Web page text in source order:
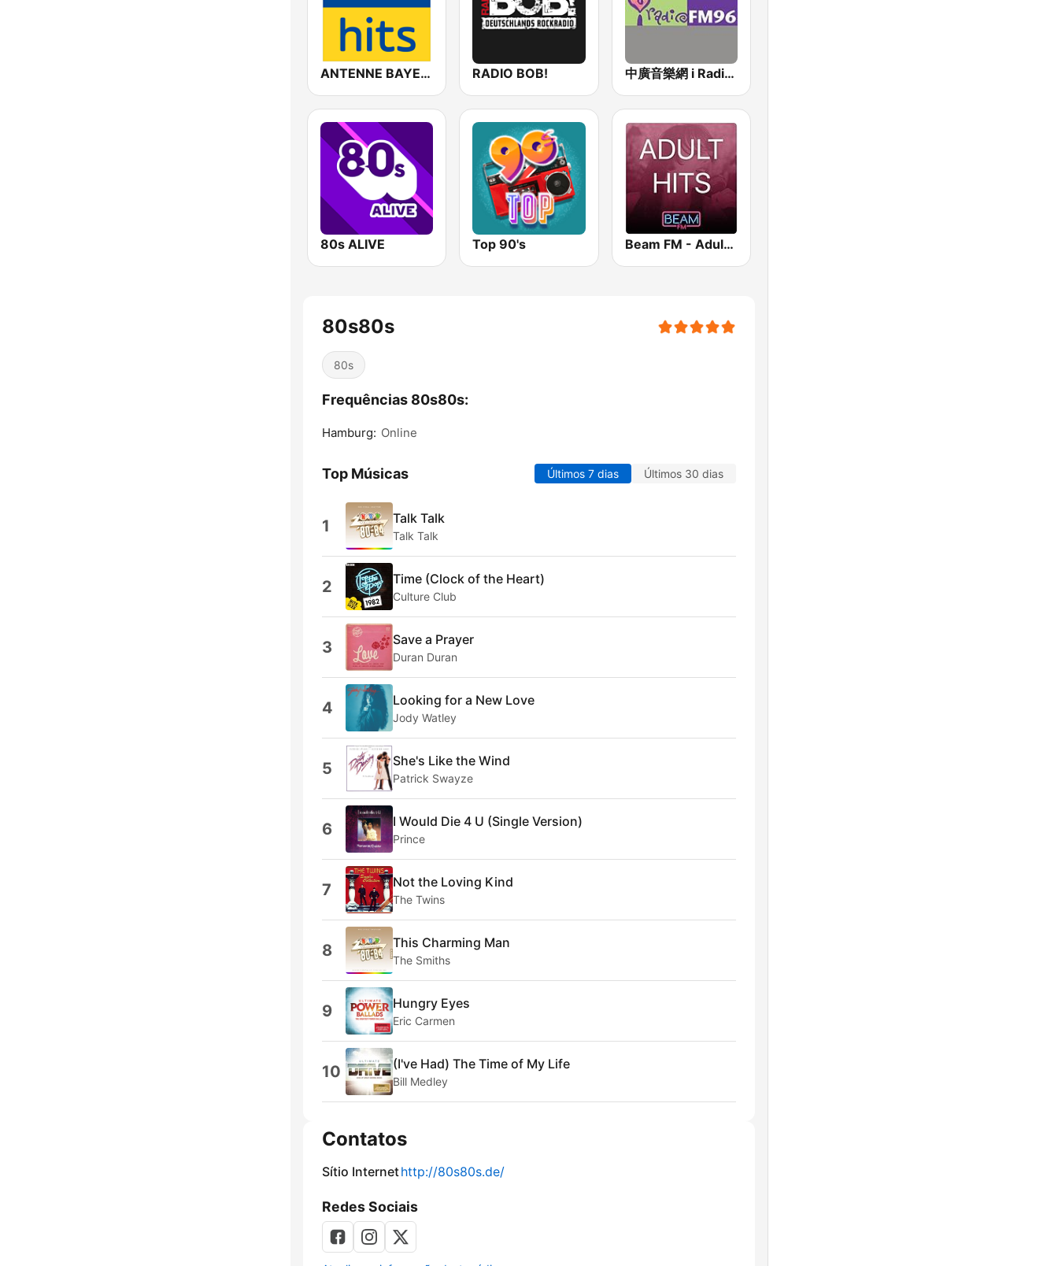
ANTENNE BAYERN 80er Hits RADIO BOB! 中廣音樂網 i Radio FM96.3
80s ALIVE Top 90's Beam FM - Adult Hits
80s80s
80s
Frequências 80s80s:
Hamburg: Online
Top Músicas Últimos 7 dias Últimos 30 dias
1 Talk Talk
Talk Talk
2 Time (Clock of the Heart)
Culture Club
3 Save a Prayer
Duran Duran
4 Looking for a New Love
Jody Watley
5 She's Like the Wind
Patrick Swayze
6 I Would Die 4 U (Single Version)
Prince
7 Not the Loving Kind
The Twins
8 This Charming Man
The Smiths
9 Hungry Eyes
Eric Carmen
10 (I've Had) The Time of My Life
Bill Medley
Contatos
Sítio Internethttp://80s80s.de/
Redes Sociais